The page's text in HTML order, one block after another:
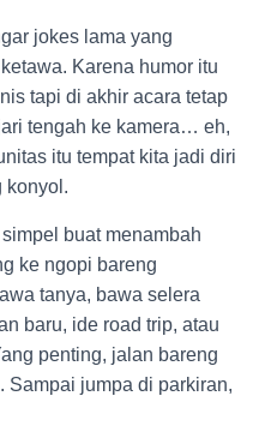
jokes lama yang
Karena humor itu
tapi di akhir acara tetap
tengah ke kamera… eh,
itu tempat kita jadi diri
konyol.
buat menambah
ke ngopi bareng
tanya, bawa selera
baru, ide road trip, atau
penting, jalan bareng
Sampai jumpa di parkiran,